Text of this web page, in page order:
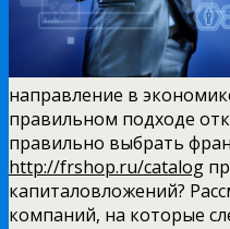
направление в
правильном подходе
правильно выбрать
http://frshop.ru/catalog
капиталовложений?
компаний, на которые